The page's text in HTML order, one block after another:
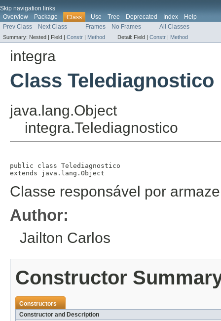
Skip navigation links
Overview
Package Class Use Tree Deprecated Index
Help
Prev Class
Next Class Frames No Frames All Classes
Summary: Nested | Field | Constr | Method Detail: Field | Constr | Method
integra
Class Telediagnostico
java.lang.Object
integra.Telediagnostico
public class Telediagnostico
extends java.lang.Object
Classe responsável por
Author:
Jailton Carlos
Constructor
Constructors
Constructor and Description